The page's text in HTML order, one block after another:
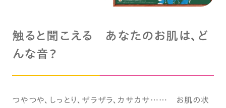
触ると聞こえる あなたのお肌は、ど
んな音？
つやつや、しっとり、ザラザラ、カサカサ…… お肌の状